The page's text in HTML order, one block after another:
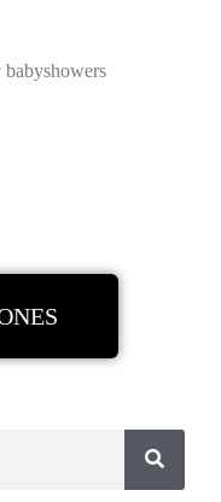
babyshowers